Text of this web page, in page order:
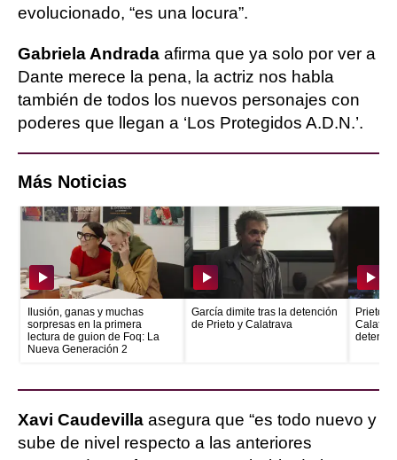
evolucionado, “es una locura”.
Gabriela Andrada afirma que ya solo por ver a
Dante merece la pena, la actriz nos habla
también de todos los nuevos personajes con
poderes que llegan a ‘Los Protegidos A.D.N.’.
Más Noticias
Ilusión, ganas y muchas
sorpresas en la primera
lectura de guion de Foq: La
Nueva Generación 2
García dimite tras la detención
de Prieto y Calatrava
Prieto
Xavi Caudevilla asegura que “es todo nuevo y
sube de nivel respecto a las anteriores